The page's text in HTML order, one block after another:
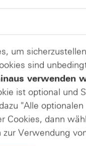
um
sind
verwenden
ist optional und
"Alle
Cookies, dann
Verwendung